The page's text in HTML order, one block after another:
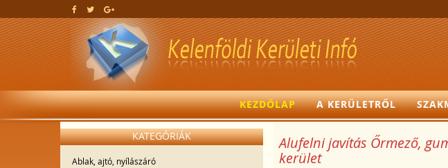
KEZDŐLAP A KERÜLETRŐL
KATEGÓRIÁK
Ablak, ajtó, nyílászáró
Alufelni javítás Őrmező,
kerület